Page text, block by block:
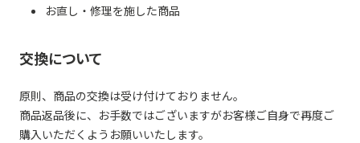
お直し・修理を施した商品
交換について
原則、商品の交換は受け付けておりません。
商品返品後に、お手数ではございますがお客様ご自身で再度ご
購入いただくようお願いいたします。